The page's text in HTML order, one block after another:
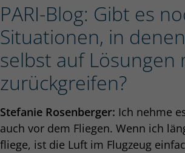
PARI-Blog: Gibt es
Situationen, in
selbst auf Lösungen
zurückgreifen?
Stefanie Rosenberger: Ich nehme
auch vor dem Fliegen. Wenn ich
fliege, ist die Luft im Flugzeug